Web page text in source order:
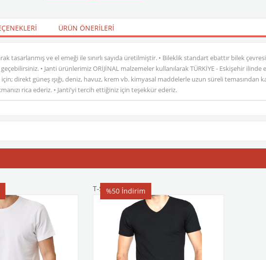
ÜRÜN ÖNERILERI
tasarlanmış ve el emeği ile sınırlı sayıda üretilmiştir. • Bileklik standart ebattır bilek
• Janti ürünlerimiz ORİJİNAL malzemeler kullanılarak TÜRKİYE - Eskişehir ilinde
direkt güneş ışığı, deniz, havuz, krem vb. kimyasal maddelerle uzun süreli temasından
rica ederiz. • Janti'yi tercih ettiğiniz için teşekkür ederiz.
T-Shirt
%50 İndirim